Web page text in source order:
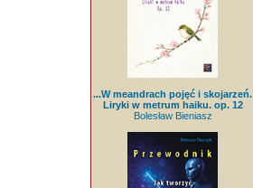
...W meandrach pojęć i skojarzeń.
Liryki w metrum haiku. op. 12
Bolesław Bieniasz